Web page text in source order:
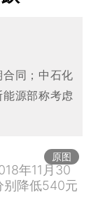
同；中石化
源部称考虑
原图
年11月30
别降低540元